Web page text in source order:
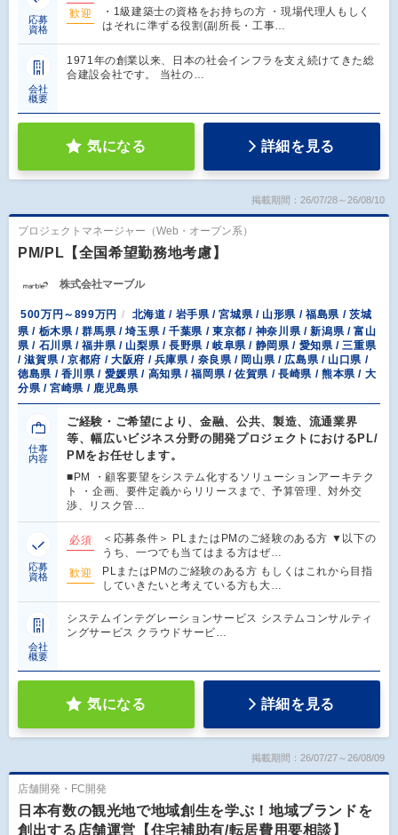
応募
資格
歓迎
・1級建築士の資格をお持ちの方 ・現場代理人もしく
はそれに準ずる役割(副所長・工事…
会社
概要
1971年の創業以来、日本の社会インフラを支え続けてきた総
合建設会社です。 当社の…
気になる 詳細を見る
掲載期間：26/07/28～26/08/10
プロジェクトマネージャー（Web・オープン系）
PM/PL【全国希望勤務地考慮】
株式会社マーブル
500万円～899万円
北海道 / 岩手県 / 宮城県 / 山形県 / 福島県 / 茨城
県 / 栃木県 / 群馬県 / 埼玉県 / 千葉県 / 東京都 / 神奈川県 / 新潟県 / 富山
県 / 石川県 / 福井県 / 山梨県 / 長野県 / 岐阜県 / 静岡県 / 愛知県 / 三重県
/ 滋賀県 / 京都府 / 大阪府 / 兵庫県 / 奈良県 / 岡山県 / 広島県 / 山口県 /
徳島県 / 香川県 / 愛媛県 / 高知県 / 福岡県 / 佐賀県 / 長崎県 / 熊本県 / 大
分県 / 宮崎県 / 鹿児島県
仕事
内容
ご経験・ご希望により、金融、公共、製造、流通業界
等、幅広いビジネス分野の開発プロジェクトにおけるPL/
PMをお任せします。
■PM ・顧客要望をシステム化するソリューションアーキテク
ト ・企画、要件定義からリリースまで、予算管理、対外交
渉、リスク管…
応募
資格
必須
＜応募条件＞ PLまたはPMのご経験のある方 ▼以下の
うち、一つでも当てはまる方はぜ…
歓迎
PLまたはPMのご経験のある方 もしくはこれから目指
していきたいと考えている方も大…
会社
概要
システムインテグレーションサービス システムコンサルティ
ングサービス クラウドサービ…
気になる 詳細を見る
掲載期間：26/07/27～26/08/09
店舗開発・FC開発
日本有数の観光地で地域創生を学ぶ！地域ブランドを
創出する店舗運営【住宅補助有/転居費用要相談】